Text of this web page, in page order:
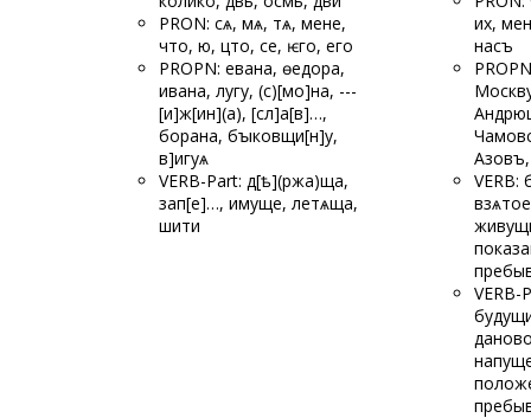
PRON: сѧ, мѧ, тѧ, мене,
что, ю, цто, се, ѥго, его
PROPN: евана, ѳедора,
ивана, лугу, (с)[мо]на, ---
[и]ж[ин](а), [сл]а[в]…,
борана, бꙑковщи[н]у,
в]игуѧ
VERB-Part: д[ѣ](ржа)ща,
зап[е]…, имуще, летѧща,
шити
их,
насъ
VERB:
VERB-